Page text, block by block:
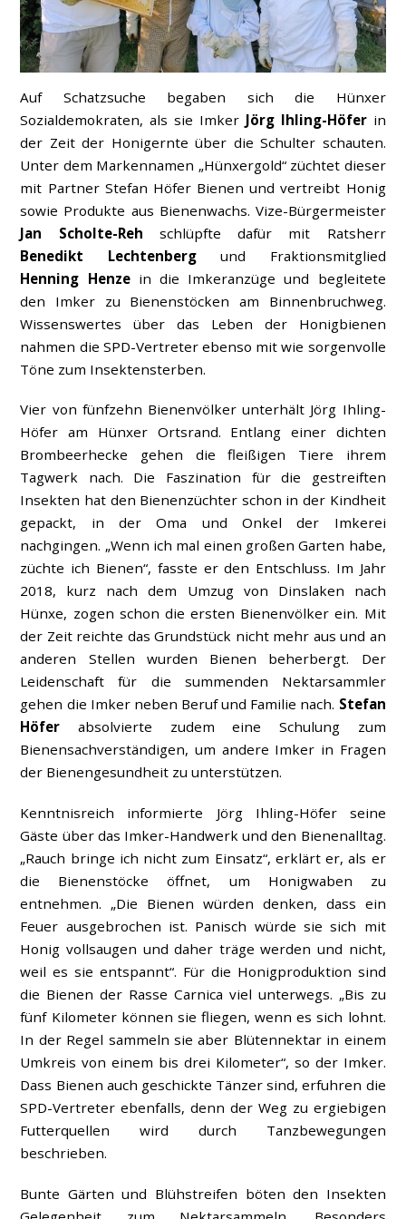
Auf Schatzsuche begaben sich die Hünxer
Sozialdemokraten, als sie Imker Jörg Ihling-Höferin
der Zeit der Honigernte über die Schulter schauten.
Unter dem Markennamen „Hünxergold“ züchtet dieser
mit Partner Stefan Höfer Bienen und vertreibt Honig
sowie Produkte aus Bienenwachs. Vize-Bürgermeister
Jan Scholte-Reh schlüpfte dafür mit Ratsherr
Benedikt Lechtenbergund Fraktionsmitglied
Henning Henzein die Imkeranzüge und begleitete
den Imker zu Bienenstöcken am Binnenbruchweg.
Wissenswertes über das Leben der Honigbienen
nahmen die SPD-Vertreter ebenso mit wie sorgenvolle
Töne zum Insektensterben.
Vier von fünfzehn Bienenvölker unterhält Jörg Ihling-
Höfer am Hünxer Ortsrand. Entlang einer dichten
Brombeerhecke gehen die fleißigen Tiere ihrem
Tagwerk nach. Die Faszination für die gestreiften
Insekten hat den Bienenzüchter schon in der Kindheit
gepackt, in der Oma und Onkel der Imkerei
nachgingen. „Wenn ich mal einen großen Garten habe,
züchte ich Bienen“, fasste er den Entschluss. Im Jahr
2018, kurz nach dem Umzug von Dinslaken nach
Hünxe, zogen schon die ersten Bienenvölker ein. Mit
der Zeit reichte das Grundstück nicht mehr aus und an
anderen Stellen wurden Bienen beherbergt. Der
Leidenschaft für die summenden Nektarsammler
gehen die Imker neben Beruf und Familie nach. Stefan
Höfer absolvierte zudem eine Schulung zum
Bienensachverständigen, um andere Imker in Fragen
der Bienengesundheit zu unterstützen.
Kenntnisreich informierte Jörg Ihling-Höfer seine
Gäste über das Imker-Handwerk und den Bienenalltag.
„Rauch bringe ich nicht zum Einsatz“, erklärt er, als er
die Bienenstöcke öffnet, um Honigwaben zu
entnehmen. „Die Bienen würden denken, dass ein
Feuer ausgebrochen ist. Panisch würde sie sich mit
Honig vollsaugen und daher träge werden und nicht,
weil es sie entspannt“. Für die Honigproduktion sind
die Bienen der Rasse Carnica viel unterwegs. „Bis zu
fünf Kilometer können sie fliegen, wenn es sich lohnt.
In der Regel sammeln sie aber Blütennektar in einem
Umkreis von einem bis drei Kilometer“, so der Imker.
Dass Bienen auch geschickte Tänzer sind, erfuhren die
SPD-Vertreter ebenfalls, denn der Weg zu ergiebigen
Futterquellen wird durch Tanzbewegungen
beschrieben.
Bunte Gärten und Blühstreifen böten den Insekten